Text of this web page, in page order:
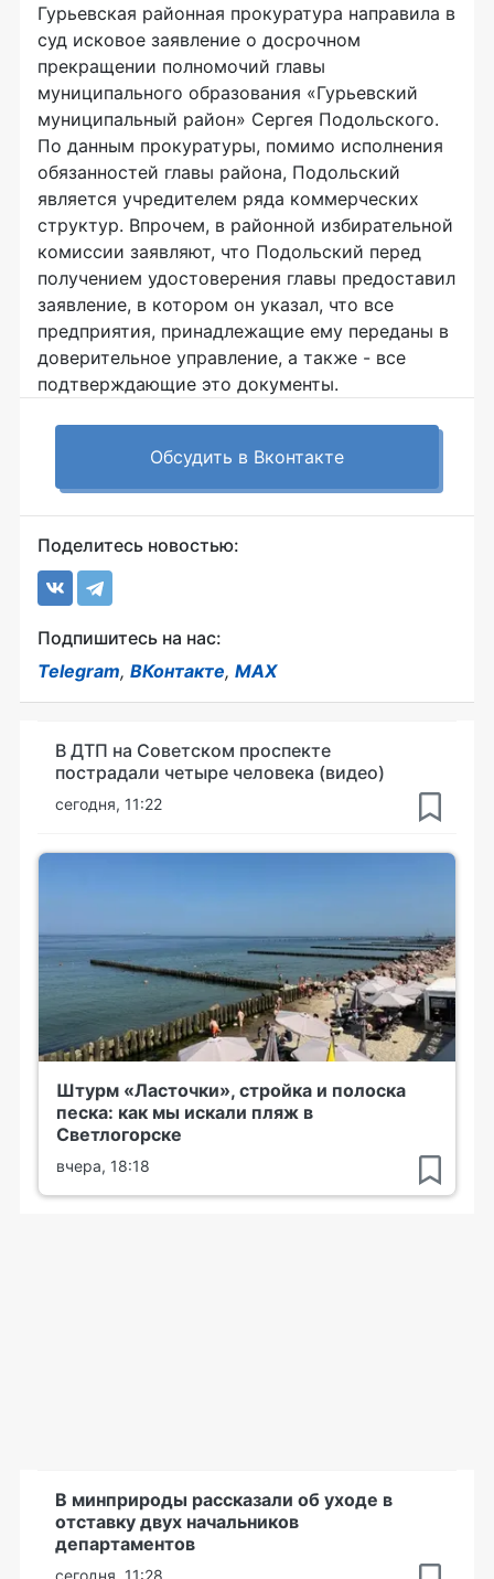
Гурьевская районная прокуратура направила в
суд исковое заявление о досрочном
прекращении полномочий главы
муниципального образования «Гурьевский
муниципальный район» Сергея Подольского.
По данным прокуратуры, помимо исполнения
обязанностей главы района, Подольский
является учредителем ряда коммерческих
структур. Впрочем, в районной избирательной
комиссии заявляют, что Подольский перед
получением удостоверения главы предоставил
заявление, в котором он указал, что все
предприятия, принадлежащие ему переданы в
доверительное управление, а также - все
подтверждающие это документы.
Обсудить в Вконтакте
Поделитесь новостью:
Подпишитесь на нас:
Telegram, ВКонтакте, MAX
В ДТП на Советском проспекте
пострадали четыре человека (видео)
сегодня, 11:22
Штурм «Ласточки», стройка и полоска
песка: как мы искали пляж в
Светлогорске
вчера, 18:18
В минприроды рассказали об уходе в
отставку двух начальников
департаментов